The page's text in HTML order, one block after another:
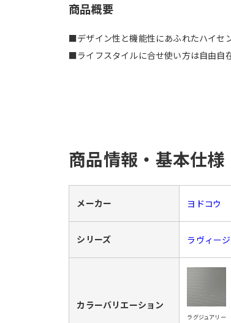
商品概要
■デザイン性と機能性にあふれたハイセ
■ライフスタイルに合せ使い方は自由自在
商品情報・基本仕様
メーカー ヨドコウ
シリーズ ラヴィージ
カラーバリエーション
ラグジュアリー